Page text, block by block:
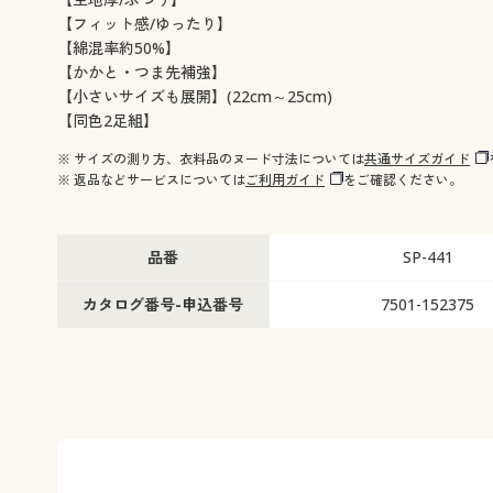
【フィット感/ゆったり】
【綿混率約50%】
【かかと・つま先補強】
【小さいサイズも展開】(22cm～25cm)
【同色2足組】
※ サイズの測り方、衣料品のヌード寸法については共通サイズガイド
※ 返品などサービスについてはご利用ガイド をご確認ください。
品番 SP-441
カタログ番号-申込番号 7501-152375